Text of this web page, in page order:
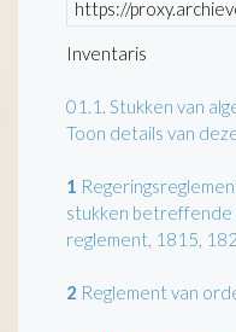
Inventaris
01.1. Stukken van
Toon details van
1
stukken betreffende
reglement, 1815,
2 Reglement van